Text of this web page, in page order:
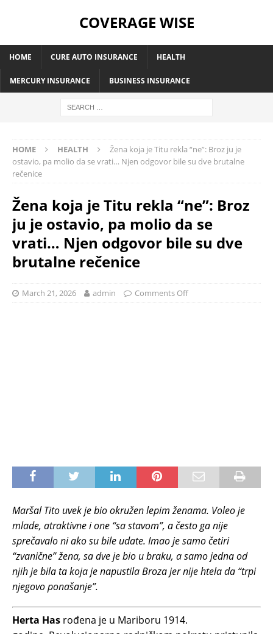
COVERAGE WISE
HOME CURE AUTO INSURANCE HEALTH
MERCURY INSURANCE BUSINESS INSURANCE
HOME HEALTH
Žena koja je Titu rekla “ne”: Broz ju je
ostavio, pa molio da se vrati… Njen odgovor bile su dve brutalne
rečenice
Žena koja je Titu rekla “ne”: Broz
ju je ostavio, pa molio da se
vrati… Njen odgovor bile su dve
brutalne rečenice
March 21, 2026 admin Comments Off
Maršal Tito uvek je bio okružen lepim ženama. Voleo je
mlade, atraktivne i one “sa stavom”, a često ga nije
sprečavalo ni ako su bile udate. Imao je samo četiri
“zvanične” žena, sa dve je bio u braku, a samo jedna od
njih je bila ta koja je napustila Broza jer nije htela da “trpi
njegovo ponašanje”.
Herta Has rođena je u Mariboru 1914.